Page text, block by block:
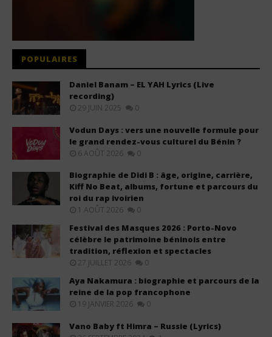
POPULAIRES
Daniel Banam – EL YAH Lyrics (Live
recording)
29 JUIN 2025 0
Vodun Days : vers une nouvelle formule pour
le grand rendez-vous culturel du Bénin ?
6 AOÛT 2026 0
Biographie de Didi B : âge, origine, carrière,
Kiff No Beat, albums, fortune et parcours du
roi du rap ivoirien
1 AOÛT 2026 0
Festival des Masques 2026 : Porto-Novo
célèbre le patrimoine béninois entre
tradition, réflexion et spectacles
27 JUILLET 2026 0
Aya Nakamura : biographie et parcours de la
reine de la pop francophone
19 JANVIER 2026 0
Vano Baby ft Himra – Russie (Lyrics)